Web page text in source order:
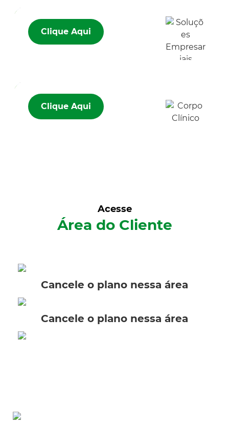
Clique Aqui
Clique Aqui
Acesse
Área do Cliente
Cancele o plano nessa área
Cancele o plano nessa área